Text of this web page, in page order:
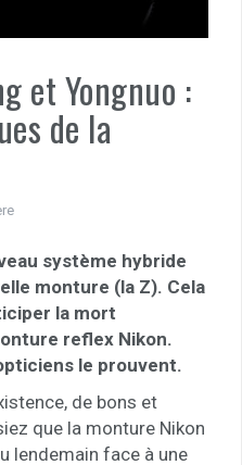
et Yongnuo :
de la
système hybride
monture (la Z). Cela
la mort
reflex Nikon.
le prouvent.
de bons et
que la monture Nikon
lendemain face à une